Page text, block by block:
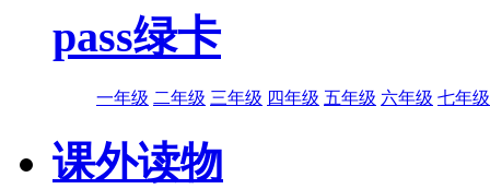
pass绿卡
一年级 二年级 三年级 四年级 五年级 六年级 七年级
课外读物